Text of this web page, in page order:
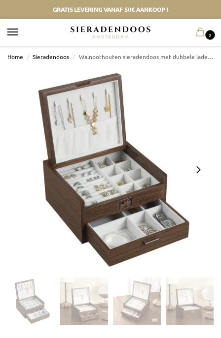
GRATIS LEVERING VANAF 50€ AANKOOP !
0
Home / Sieradendoos / Walnoothouten sieradendoos met dubbele lade en kettinghaken